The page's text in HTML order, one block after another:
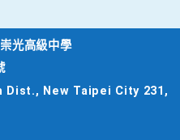
光高級中學
Dist., New Taipei City 231,